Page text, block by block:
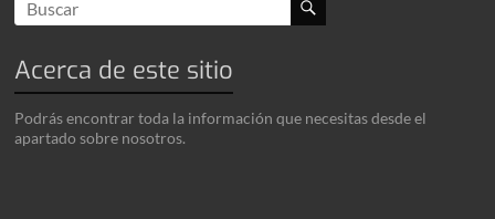
Acerca de este sitio
Podrás encontrar toda la información que necesitas desde el
apartado sobre nosotros.